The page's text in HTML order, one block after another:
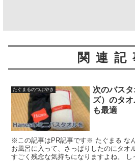
関連記
たぐまるのつぶやき
次のバス
ズ）のタ
も最適
※この記事はPR記事です※ たぐまる な
お風呂に入って、さっぱりしたのにタオ
すごく残念な気持ちになりますよね。 し